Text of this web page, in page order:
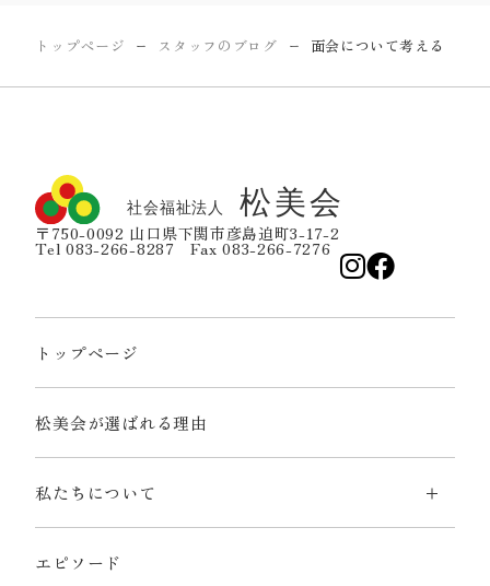
トップページ ー スタッフのブログ ー 面会について考える
〒750-0092 山口県下関市彦島迫町3-17-2
Tel 083-266-8287 Fax 083-266-7276
トップページ
松美会が選ばれる理由
私たちについて
エピソード